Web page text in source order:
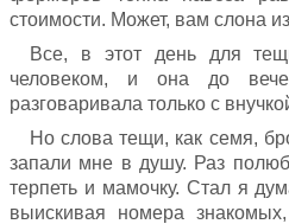
стоимости. Может, вам слона
Все, в этот день для
человеком, и она до
разговаривала только с
Но слова тещи, как семя,
запали мне в душу. Раз
терпеть и мамочку. Стал я
выискивая номера